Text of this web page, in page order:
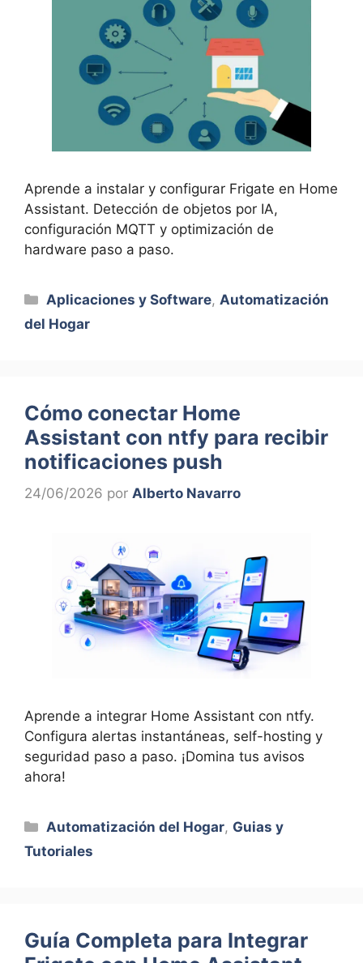
Aprende a instalar y configurar Frigate en Home
Assistant. Detección de objetos por IA,
configuración MQTT y optimización de
hardware paso a paso.
Categorías
Aplicaciones y Software,Automatización
del Hogar
Cómo conectar Home
Assistant con ntfy para recibir
notificaciones push
24/06/2026 por Alberto Navarro
Aprende a integrar Home Assistant con ntfy.
Configura alertas instantáneas, self-hosting y
seguridad paso a paso. ¡Domina tus avisos
ahora!
Categorías
Automatización del Hogar, Guias y
Tutoriales
Guía Completa para Integrar